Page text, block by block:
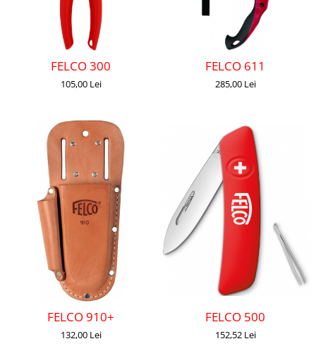
FELCO 300
105,00 Lei
FELCO 611
285,00 Lei
FELCO 910+
132,00 Lei
FELCO 500
152,52 Lei